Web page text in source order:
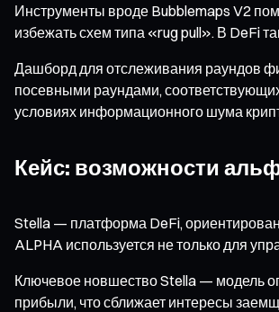
Инструменты вроде Bubblemaps V2
избежать схем типа «rug pull». В DeFi
Дашборд для отслеживания раундов
посевными раундами,
условиях информационного шума
Кейс: возможности
Stella — платформа DeFi,
ALPHA используется не только для
Ключевое новшество Stella — модель
прибыли, что сближает интересы